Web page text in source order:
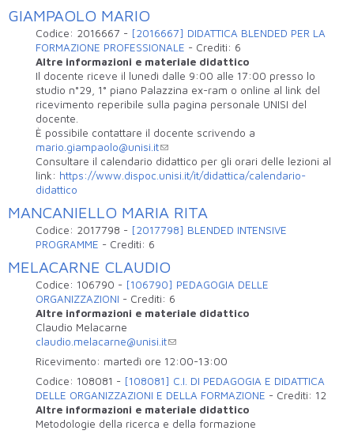
GIAMPAOLO MARIO
Codice: 2016667 - [2016667] DIDATTICA BLENDED PER LA
FORMAZIONE PROFESSIONALE - Crediti: 6
Altre informazioni e materiale didattico
Il docente riceve il lunedì dalle 9:00 alle 17:00 presso lo
studio n°29, 1° piano Palazzina ex-ram o online al link del
ricevimento reperibile sulla pagina personale UNISI del
docente.
È possibile contattare il docente scrivendo a
mario.giampaolo@unisi.it
Consultare il calendario didattico per gli orari delle lezioni al
link: https://www.dispoc.unisi.it/it/didattica/calendario-
didattico
MANCANIELLO MARIA RITA
Codice: 2017798 - [2017798] BLENDED INTENSIVE
PROGRAMME - Crediti: 6
MELACARNE CLAUDIO
Codice: 106790 - [106790] PEDAGOGIA DELLE
ORGANIZZAZIONI - Crediti: 6
Altre informazioni e materiale didattico
Claudio Melacarne
claudio.melacarne@unisi.it
Ricevimento: martedì ore 12:00-13:00
Codice: 108081 - [108081] C.I. DI PEDAGOGIA E DIDATTICA
DELLE ORGANIZZAZIONI E DELLA FORMAZIONE - Crediti: 12
Altre informazioni e materiale didattico
Metodologie della ricerca e della formazione